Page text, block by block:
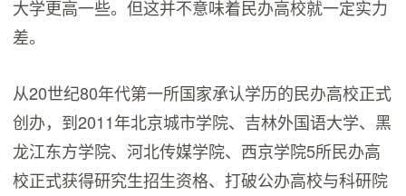
大学更高一些。但这并不意味着民办高校就一定实力
差。
从20世纪80年代第一所国家承认学历的民办高校正式
创办，到2011年北京城市学院、吉林外国语大学、黑
龙江东方学院、河北传媒学院、西京学院5所民办高
校正式获得研究生招生资格、打破公办高校与科研院